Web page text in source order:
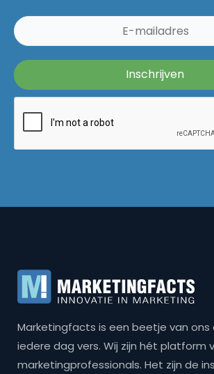
Marketingfacts is een beetje van ons
iedere dag vers. Wij zijn hét platform
marketingprofessionals. Het zijn de